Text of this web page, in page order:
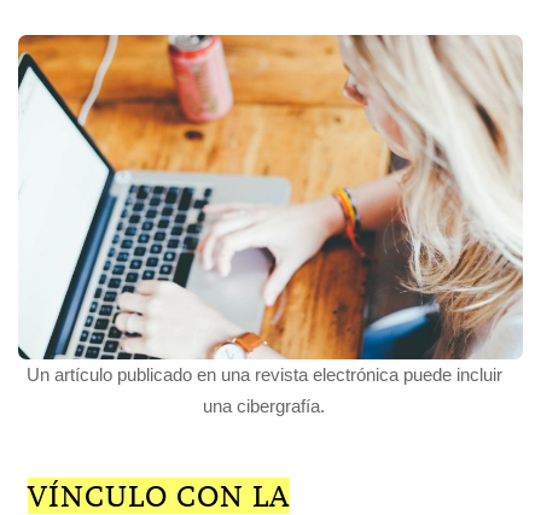
Un artículo publicado en una revista electrónica puede incluir
una cibergrafía.
VÍNCULO CON LA